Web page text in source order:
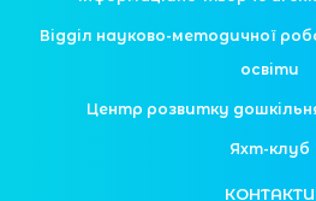
Відділ науково-методичної
освіти
Центр розвитку
Яхт-клуб
КОНТАКТИ